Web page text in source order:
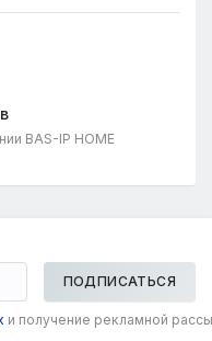
BAS-IP HOME
ПОДПИСАТЬСЯ
и получение рекламной